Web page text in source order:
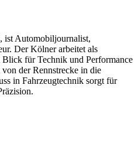
ist Automobiljournalist,
Der Kölner arbeitet als
für Technik und Performance
der Rennstrecke in die
in Fahrzeugtechnik sorgt für